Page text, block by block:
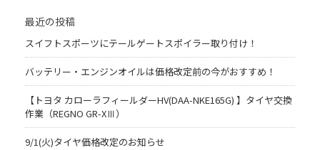
最近の投稿
スイフトスポーツにテールゲートスポイラー取り付け！
バッテリー・エンジンオイルは価格改定前の今がおすすめ！
【トヨタ カローラフィールダーHV(DAA-NKE165G) 】タイヤ交換
作業（REGNO GR-XⅢ）
9/1(火)タイヤ価格改定のお知らせ